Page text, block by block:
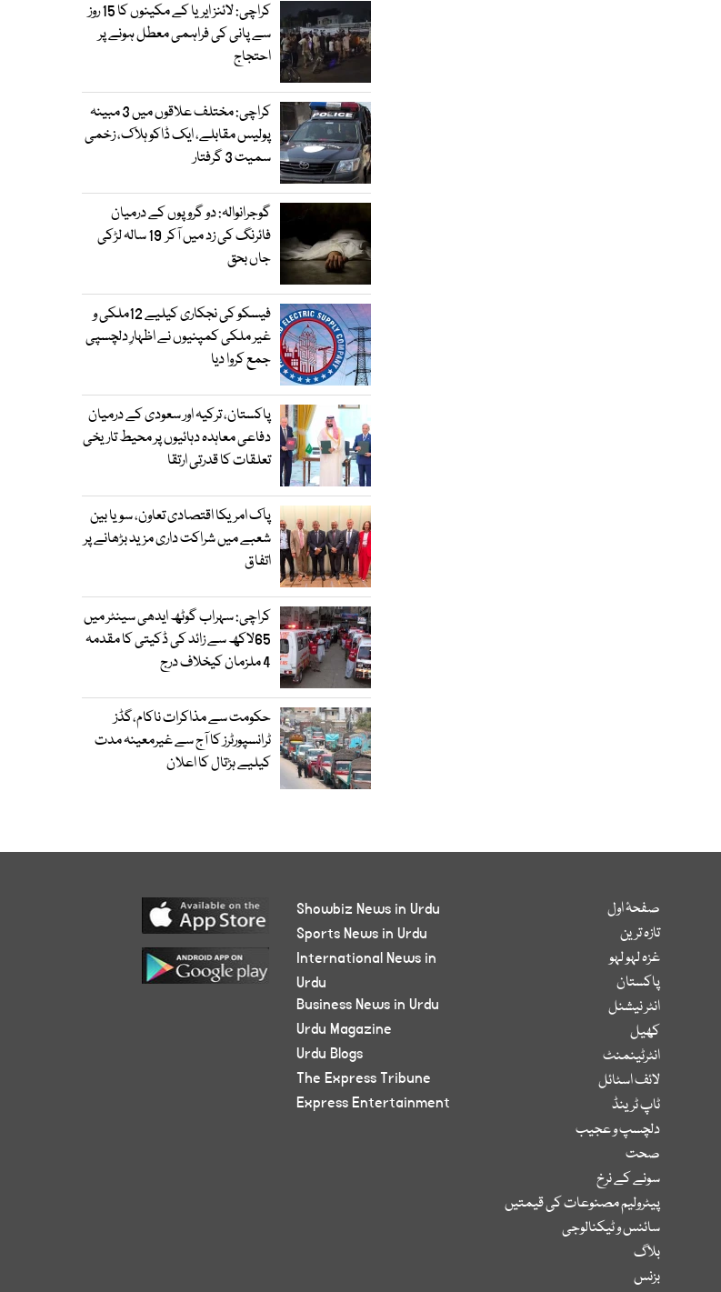
کراچی: لائنز ایریا کے مکینوں کا 15 روز
سے پانی کی فراہمی معطل ہونے پر
احتجاج
کراچی: مختلف علاقوں میں 3 مبینہ
پولیس مقابلے، ایک ڈاکو ہلاک، زخمی
سمیت 3 گرفتار
گوجرانوالہ: دو گروپوں کے درمیان
فائرنگ کی زد میں آکر 19 سالہ لڑکی
جاں بحق
فیسکو کی نجکاری کیلیے 12ملکی و
غیر ملکی کمپنیوں نے اظہارِ دلچسپی
جمع کروا دیا
پاکستان، ترکیہ اور سعودی کے درمیان
دفاعی معاہدہ دہائیوں پر محیط تاریخی
تعلقات کا قدرتی ارتقا
پاک امریکا اقتصادی تعاون، سویا بین
شعبے میں شراکت داری مزید بڑھانے پر
اتفاق
کراچی: سہراب گوٹھ ایدھی سینٹر میں
65لاکھ سے زائد کی ڈکیتی کا مقدمہ
4 ملزمان کیخلاف درج
حکومت سے مذاکرات ناکام،گڈز
ٹرانسپورٹرز کا آج سے غیرمعینہ مدت
کیلیے ہڑتال کا اعلان
صفحۂ اول
تازہ ترین
غزہ لہو لہو
پاکستان
انٹر نیشنل
کھیل
انٹرٹینمنٹ
لائف اسٹائل
ٹاپ ٹرینڈ
دلچسپ و عجیب
صحت
سونے کے نرخ
پیٹرولیم مصنوعات کی قیمتیں
سائنس و ٹیکنالوجی
بلاگ
بزنس
Showbiz News in Urdu
Sports News in Urdu
International News in
Urdu
Business News in Urdu
Urdu Magazine
Urdu Blogs
The Express Tribune
Express Entertainment